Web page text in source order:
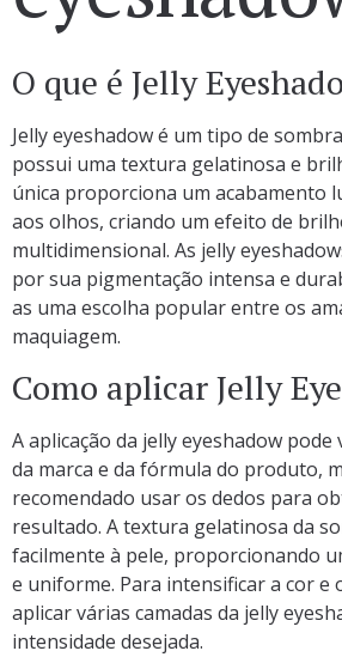
O que é Jelly
Jelly eyeshadow é um tipo de
possui uma textura gelatinosa e
única proporciona um acabamento
aos olhos, criando um efeito de
multidimensional. As jelly
por sua pigmentação intensa e
as uma escolha popular entre os
maquiagem.
Como aplicar Jelly
A aplicação da jelly eyeshadow
da marca e da fórmula do produto,
recomendado usar os dedos para
resultado. A textura gelatinosa da
facilmente à pele, proporcionando
e uniforme. Para intensificar a cor e
aplicar várias camadas da jelly
intensidade desejada.